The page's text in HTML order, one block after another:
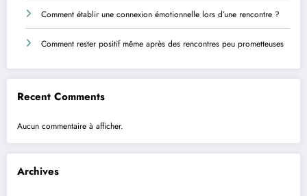
Comment établir une connexion émotionnelle lors d’une rencontre ?
Comment rester positif même après des rencontres peu prometteuses
Recent Comments
Aucun commentaire à afficher.
Archives